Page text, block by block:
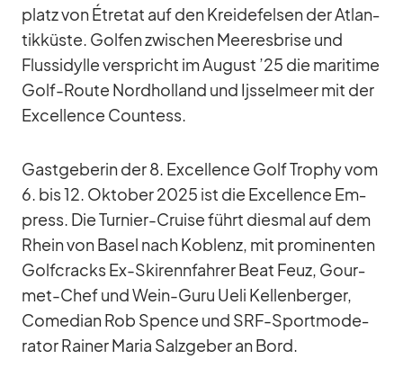
platz von Étretat auf den Krei­de­fel­sen der At­lan­
tik­küste. Gol­fen zwi­schen Mee­res­brise und
Fluss­idylle ver­spricht im Au­gust ’25 die ma­ri­time
Golf-Route Nord­hol­land und Ijs­sel­meer mit der
Ex­cel­lence Count­ess.
Gast­ge­be­rin der 8. Ex­cel­lence Golf Tro­phy vom
6. bis 12. Ok­to­ber 2025 ist die Ex­cel­lence Em­
press. Die Tur­nier-Cruise führt dies­mal auf dem
Rhein von Ba­sel nach Ko­blenz, mit pro­mi­nen­ten
Golf­cracks Ex-Ski­renn­fah­rer Beat Feuz, Gour­
met-Chef und Wein-Guru Ueli Kel­len­ber­ger,
Co­me­dian Rob Spence und SRF-Sport­mo­de­
ra­tor Rai­ner Ma­ria Salz­ge­ber an Bord.